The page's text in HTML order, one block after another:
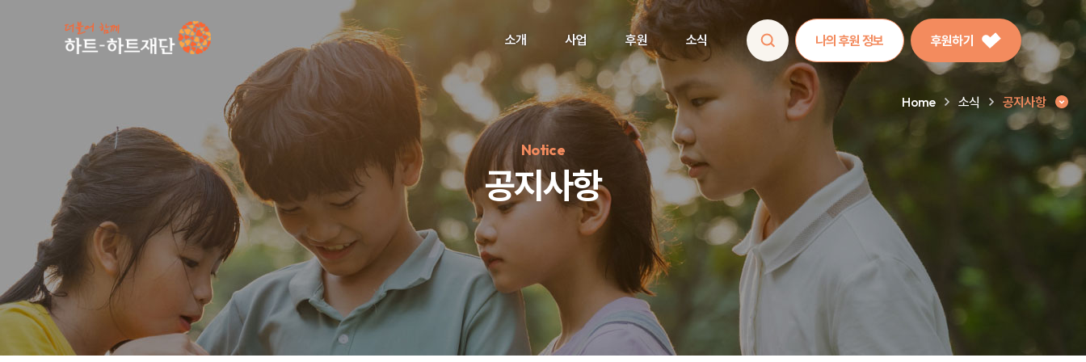
소개 사업 후원 소식 나의 후원 정보 후원하기
인기 키워드 #정기후원#하트플레이스#캠페인 #팬덤후원
Home 소식 공지사항
Notice
공지사항
공지사항